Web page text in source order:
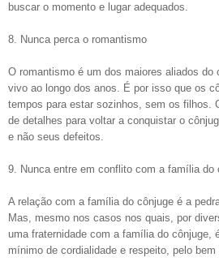
buscar o momento e lugar adequados.
8. Nunca perca o romantismo
O romantismo é um dos maiores aliados do
vivo ao longo dos anos. É por isso que os
tempos para estar sozinhos, sem os filhos.
de detalhes para voltar a conquistar o
e não seus defeitos.
9. Nunca entre em conflito com a família do
A relação com a família do cônjuge é a
Mas, mesmo nos casos nos quais, por
uma fraternidade com a família do cônjuge,
mínimo de cordialidade e respeito, pelo bem